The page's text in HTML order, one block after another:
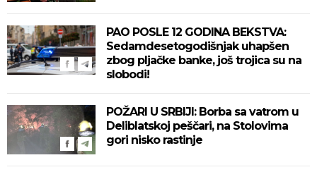
PAO POSLE 12 GODINA BEKSTVA:
Sedamdesetogodišnjak uhapšen
zbog pljačke banke, još trojica su na
slobodi!
POŽARI U SRBIJI: Borba sa vatrom u
Deliblatskoj peščari, na Stolovima
gori nisko rastinje